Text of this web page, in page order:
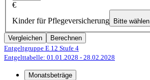
€
Kinder für Pflegeversicherung
Bitte wählen
Vergleichen
Berechnen
Entgeltgruppe E 12 Stufe 4
Entgelttabelle: 01.01.2028 - 28.02.2028
Monatsbeträge